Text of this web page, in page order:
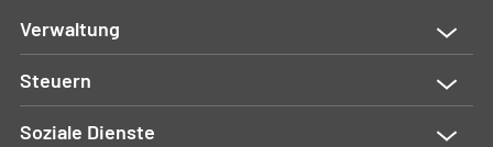
Verwaltung
Steuern
Soziale Dienste